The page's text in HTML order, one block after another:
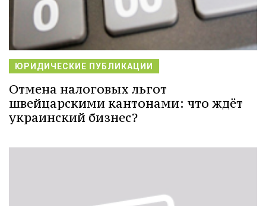
ЮРИДИЧЕСКИЕ ПУБЛИКАЦИИ
Отмена налоговых льгот
швейцарскими кантонами: что ждёт
украинский бизнес?